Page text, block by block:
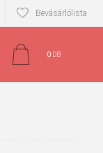
Bevásárlólista
0 DB